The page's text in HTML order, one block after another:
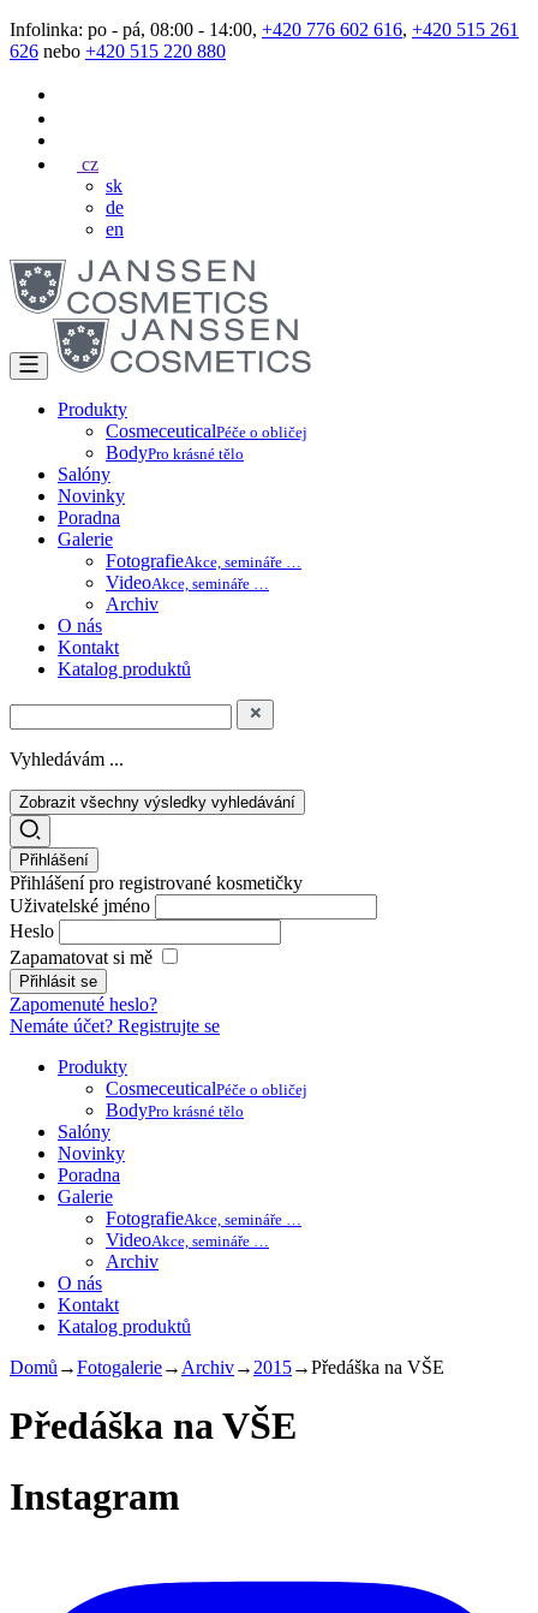
Infolinka: po - pá, 08:00 - 14:00, +420 776 602 616, +420 515 261
626 nebo +420 515 220 880
cz
sk
de
en
Produkty
CosmeceuticalPéče o obličej
BodyPro krásné tělo
Salóny
Novinky
Poradna
Galerie
FotografieAkce, semináře …
VideoAkce, semináře …
Archiv
O nás
Kontakt
Katalog produktů
Vyhledávám ...
Zobrazit všechny výsledky vyhledávání
Přihlášení
Přihlášení pro registrované kosmetičky
Uživatelské jméno
Heslo
Zapamatovat si mě
Zapomenuté heslo?
Nemáte účet? Registrujte se
Produkty
CosmeceuticalPéče o obličej
BodyPro krásné tělo
Salóny
Novinky
Poradna
Galerie
FotografieAkce, semináře …
VideoAkce, semináře …
Archiv
O nás
Kontakt
Katalog produktů
Domů →Fotogalerie→ Archiv→ 2015→Předáška na VŠE
Předáška na VŠE
Instagram